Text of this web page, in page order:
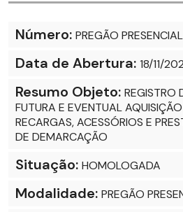
Número: PREGÃO
Data de Abertura: 18/11/
Resumo Objeto: REGISTRO
FUTURA E EVENTUAL
RECARGAS, ACESSÓRIOS E
DE DEMARCAÇÃO
Situação: HOMOLOGADA
Modalidade: PREGÃO